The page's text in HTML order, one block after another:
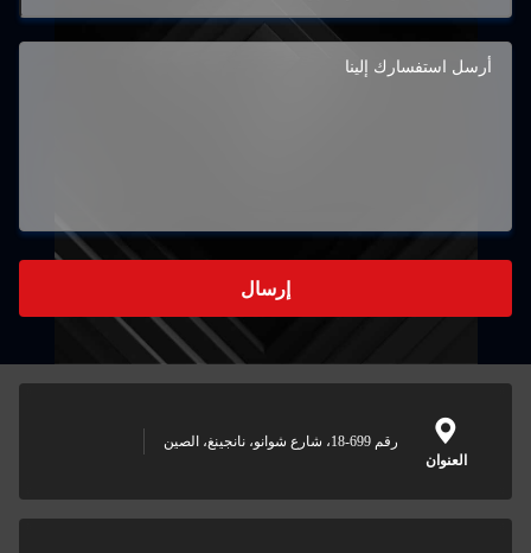
إرسال
العنوان
رقم 699-18، شارع شوانو، نانجينغ، الصين